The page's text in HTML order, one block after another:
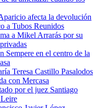
afecta la devolución
a Tubos Reunidos
a Mikel Arrarás por su
Sempere en el centro de la
Teresa Castillo Pasalodos
con Mercasa
por el juez Santiago